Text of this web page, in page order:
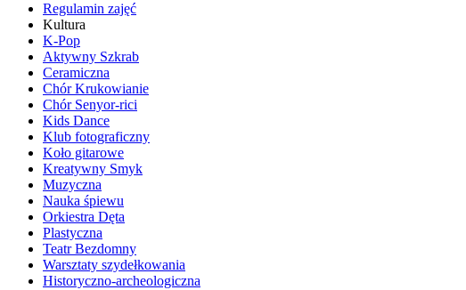
Regulamin zajęć
Kultura
K-Pop
Aktywny Szkrab
Ceramiczna
Chór Krukowianie
Chór Senyor-rici
Kids Dance
Klub fotograficzny
Koło gitarowe
Kreatywny Smyk
Muzyczna
Nauka śpiewu
Orkiestra Dęta
Plastyczna
Teatr Bezdomny
Warsztaty szydełkowania
Historyczno-archeologiczna